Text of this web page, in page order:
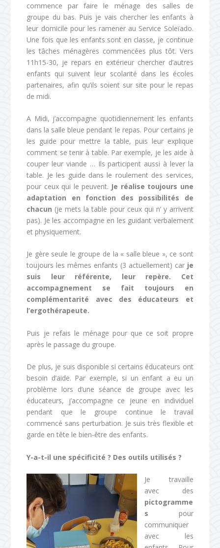
commence par faire le ménage des salles de
groupe du bas. Puis je vais chercher les enfants à
leur domicile pour les ramener au Service Soleïado.
Une fois que les enfants sont en classe, je continue
les tâches ménagères commencées plus tôt. Vers
11h15-30, je repars en extérieur chercher d’autres
enfants qui suivent leur scolarité dans les écoles
partenaires, afin qu’ils soient sur site pour le repas
de midi.
A Midi, j’accompagne quotidiennement les enfants
dans la salle bleue pendant le repas. Pour certains je
les guide pour mettre la table, puis leur explique
comment se tenir à table. Par exemple, je les aide à
couper leur viande … Ils participent aussi à lever la
table. Je les guide dans le roulement des services,
pour ceux qui le peuvent. Je réalise toujours une
adaptation en fonction des possibilités de
chacun (je mets la table pour ceux qui n’ y arrivent
pas). Je les accompagne en les guidant verbalement
et physiquement.
Je gère seule le groupe de la « salle bleue », ce sont
toujours les mêmes enfants (3 actuellement) car je
suis leur référente, leur repère. Cet
accompagnement se fait toujours en
complémentarité avec des éducateurs et
l’ergothérapeute.
Puis je refais le ménage pour que ce soit propre
après le passage du groupe.
De plus, je suis disponible si certains éducateurs ont
besoin d’aide. Par exemple, si un enfant a eu un
problème lors d’une séance de groupe avec les
éducateurs, j’accompagne ce jeune en individuel
pendant que le groupe continue le travail
commencé sans perturbation. Je suis très flexible et
garde en tête le bien-être des enfants.
Y-a-t-il une spécificité ? Des outils utilisés ?
Je travaille
avec des
pictogramme
s pour
communiquer
avec les